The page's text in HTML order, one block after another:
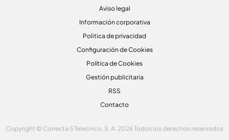
Aviso legal
Información corporativa
Politica de privacidad
Configuración de Cookies
Política de Cookies
Gestión publicitaria
RSS
Contacto
Copyright © Conecta 5 Telecinco, S. A. 2026 Todos los derechos reservados